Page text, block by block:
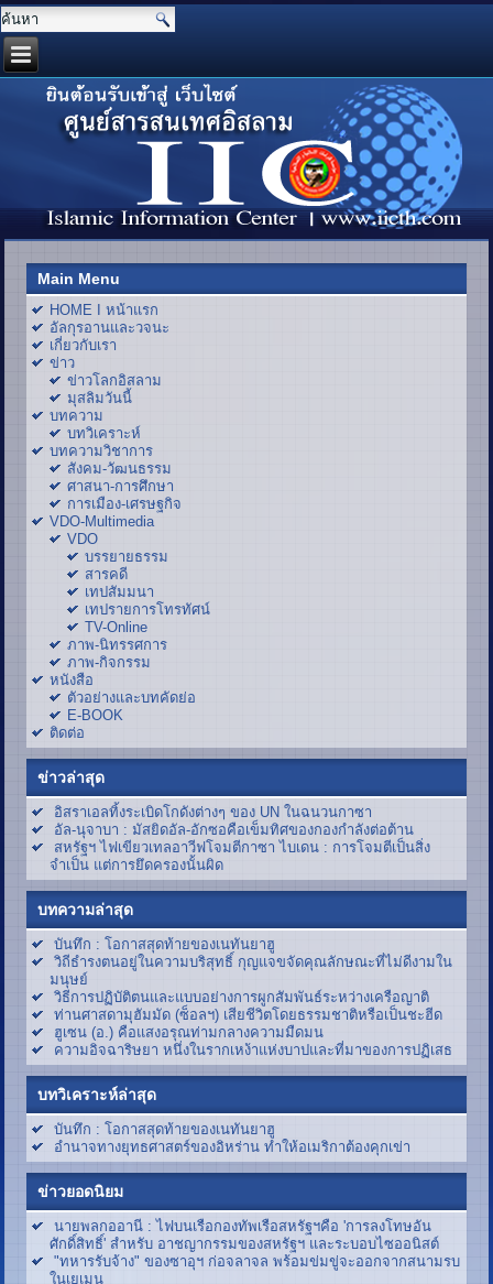
Main Menu
HOME I หน้าแรก
อัลกุรอานและวจนะ
เกี่ยวกับเรา
ข่าว
ข่าวโลกอิสลาม
มุสลิมวันนี้
บทความ
บทวิเคราะห์
บทความวิชาการ
สังคม-วัฒนธรรม
ศาสนา-การศึกษา
การเมือง-เศรษฐกิจ
VDO-Multimedia
VDO
บรรยายธรรม
สารคดี
เทปสัมมนา
เทปรายการโทรทัศน์
TV-Online
ภาพ-นิทรรศการ
ภาพ-กิจกรรม
หนังสือ
ตัวอย่างและบทคัดย่อ
E-BOOK
ติดต่อ
ข่าวล่าสุด
อิสราเอลทิ้งระเบิดโกดังต่างๆ ของ UN ในฉนวนกาซา
อัล-นุจาบา : มัสยิดอัล-อักซอคือเข็มทิศของกองกำลังต่อต้าน
สหรัฐฯ ไฟเขียวเทลอาวีฟโจมตีกาซา ไบเดน : การโจมตีเป็นสิ่ง
จำเป็น แต่การยึดครองนั้นผิด
บทความล่าสุด
บันทึก : โอกาสสุดท้ายของเนทันยาฮู
วิถีธำรงตนอยู่ในความบริสุทธิ์ กุญแจขจัดคุณลักษณะที่ไม่ดีงามใน
มนุษย์
วิธีการปฏิบัติตนและแบบอย่างการผูกสัมพันธ์ระหว่างเครือญาติ
ท่านศาสดามุฮัมมัด (ซ็อลฯ) เสียชีวิตโดยธรรมชาติหรือเป็นชะฮีด
ฮูเซน (อ.) คือแสงอรุณท่ามกลางความมืดมน
ความอิจฉาริษยา หนึ่งในรากเหง้าแห่งบาปและที่มาของการปฏิเสธ
บทวิเคราะห์ล่าสุด
บันทึก : โอกาสสุดท้ายของเนทันยาฮู
อำนาจทางยุทธศาสตร์ของอิหร่าน ทำให้อเมริกาต้องคุกเข่า
ข่าวยอดนิยม
นายพลกออานี : ไฟบนเรือกองทัพเรือสหรัฐฯคือ 'การลงโทษอัน
ศักดิ์สิทธิ์' สำหรับ อาชญากรรมของสหรัฐฯ และระบอบไซออนิสต์
"ทหารรับจ้าง" ของซาอุฯ ก่อจลาจล พร้อมข่มขู่จะออกจากสนามรบ
ในเยเมน